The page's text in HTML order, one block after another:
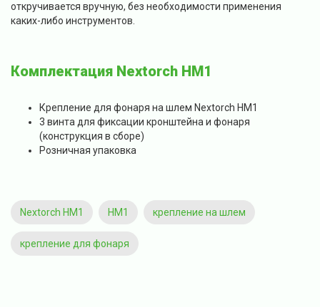
откручивается вручную, без необходимости применения
каких-либо инструментов.
Комплектация Nextorch HM1
Крепление для фонаря на шлем Nextorch HM1
3 винта для фиксации кронштейна и фонаря
(конструкция в сборе)
Розничная упаковка
Nextorch HM1 HM1 крепление на шлем
крепление для фонаря